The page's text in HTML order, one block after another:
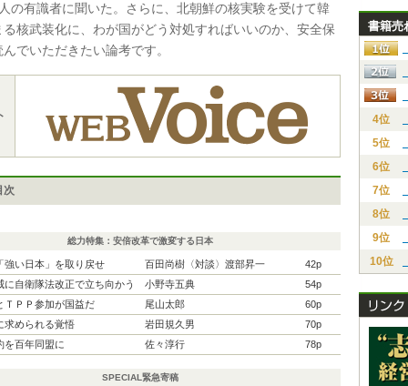
の有識者に聞いた。さらに、北朝鮮の核実験を受けて韓
核武装化に、わが国がどう対処すればいいのか、安全保
でいただきたい論考です。
次
総力特集：安倍改革で激変する日本
強い日本」を取り戻せ 百田尚樹〈対談〉渡部昇一
42p
に自衛隊法改正で立ち向かう
小野寺五典
54p
ＴＰＰ参加が国益だ
尾山太郎
60p
求められる覚悟
岩田規久男
70p
を百年同盟に
佐々淳行 78p
SPECIAL緊急寄稿
書籍売
4位
5位
6位
7位
8位
9位
10位